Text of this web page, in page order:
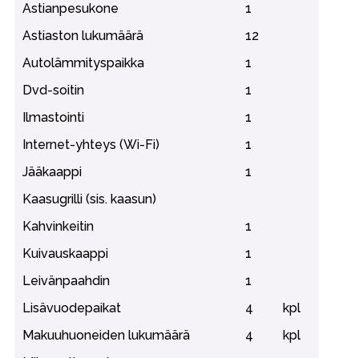
Astianpesukone
1
Astiaston lukumäärä
12
Autolämmityspaikka
1
Dvd-soitin
1
Ilmastointi
1
Internet-yhteys (Wi-Fi)
1
Jääkaappi
1
Kaasugrilli (sis. kaasun)
Kahvinkeitin
1
Kuivauskaappi
1
Leivänpaahdin
1
Lisävuodepaikat
4
kpl
Makuuhuoneiden lukumäärä
4
kpl